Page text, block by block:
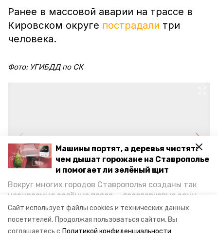
Сайт использует файлы cookies и технических данных
посетителей. Продолжая пользоваться сайтом, Вы
соглашаетесь с Политикой конфиденциальности
Машины портят, а деревья чистят:
чем дышат горожане на Ставрополье
и помогает ли зелёный щит
Вокруг многих городов Ставрополья созданы так
называемые зелёные пояса — лесопарковые зоны,
снижающие негативное воздействие выхлопных
газов на атмосферу. Справляются ли они с
постоянно растущим потоком автотранспорта и
Ранее в массовой аварии на трассе в
Кировском округе пострадали три
человека.
Фото: УГИБДД по СК